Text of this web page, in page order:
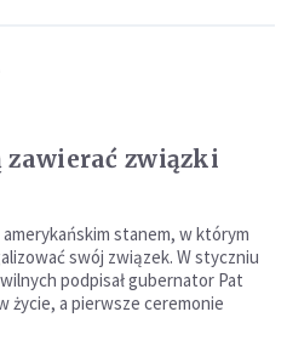
związki
stanem, w którym
swój związek. W styczniu
podpisał gubernator Pat
życie, a pierwsze ceremonie